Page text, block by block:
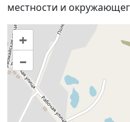
местности и
+
–